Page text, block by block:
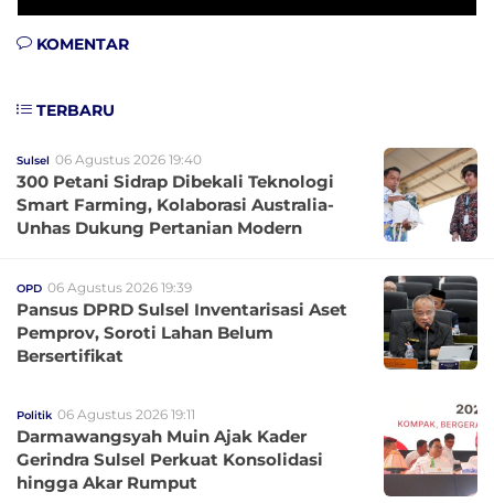
KOMENTAR
TERBARU
Sulsel 06 Agustus 2026 19:40
300 Petani Sidrap Dibekali Teknologi
Smart Farming, Kolaborasi Australia-
Unhas Dukung Pertanian Modern
OPD 06 Agustus 2026 19:39
Pansus DPRD Sulsel Inventarisasi Aset
Pemprov, Soroti Lahan Belum
Bersertifikat
Politik 06 Agustus 2026 19:11
Darmawangsyah Muin Ajak Kader
Gerindra Sulsel Perkuat Konsolidasi
hingga Akar Rumput